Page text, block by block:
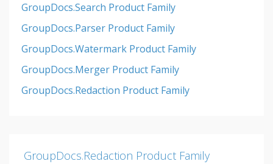
GroupDocs.Search Product Family
GroupDocs.Parser Product Family
GroupDocs.Watermark Product Family
GroupDocs.Merger Product Family
GroupDocs.Redaction Product Family
GroupDocs.Redaction Product Family